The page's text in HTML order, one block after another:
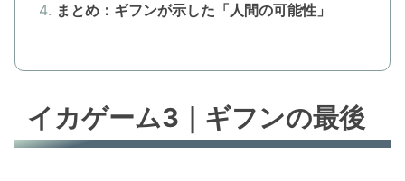
まとめ：ギフンが示した「人間の可能性」
イカゲーム3｜ギフンの最後